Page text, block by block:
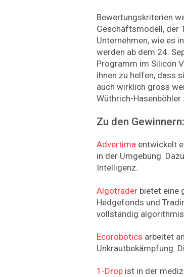
Bewertungskriterien
Geschäftsmodell, der
Unternehmen, wie es
werden ab dem 24.
Programm im Silicon
ihnen zu helfen, dass
auch wirklich gross
Wüthrich-Hasenböhler
Zu den Gewinnern:
Advertima entwickelt
in der Umgebung.
Intelligenz.
Algotrader bietet eine
Hedgefonds und
vollständig
Ecorobotics arbeitet
Unkrautbekämpfung.
1-Drop ist in der